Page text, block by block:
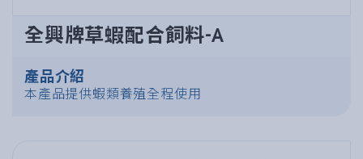
全興牌草蝦配合飼料-A
產品介紹
本產品提供蝦類養殖全程使用